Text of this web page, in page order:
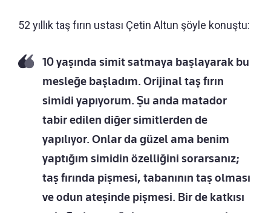
52 yıllık taş fırın ustası Çetin Altun şöyle konuştu:
10 yaşında simit satmaya başlayarak bu
mesleğe başladım. Orijinal taş fırın
simidi yapıyorum. Şu anda matador
tabir edilen diğer simitlerden de
yapılıyor. Onlar da güzel ama benim
yaptığım simidin özelliğini sorarsanız;
taş fırında pişmesi, tabanının taş olması
ve odun ateşinde pişmesi. Bir de katkısı